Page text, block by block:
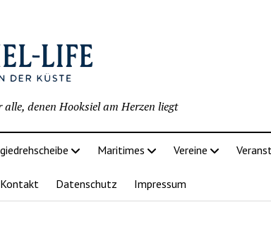
denen Hooksiel am Herzen liegt
Maritimes Vereine
Kontakt Datenschutz Impressum